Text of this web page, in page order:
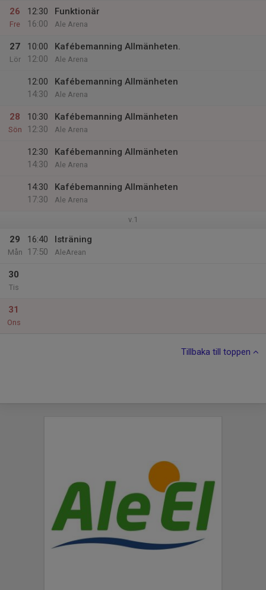
26
Fre
12:30
16:00
Funktionär
Ale Arena
27
Lör
10:00
12:00
Kafébemanning Allmänheten.
Ale Arena
12:00
14:30
Kafébemanning Allmänheten
Ale Arena
28
Sön
10:30
12:30
Kafébemanning Allmänheten
Ale Arena
12:30
14:30
Kafébemanning Allmänheten
Ale Arena
14:30
17:30
Kafébemanning Allmänheten
Ale Arena
v.1
29
Mån
16:40
17:50
Isträning
AleArean
30
Tis
31
Ons
Tillbaka till toppen